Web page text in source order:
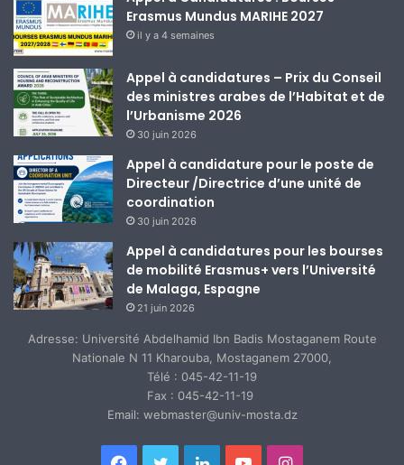
Erasmus Mundus MARIHE 2027
il y a 4 semaines
Appel à candidatures – Prix du Conseil
des ministres arabes de l’Habitat et de
l’Urbanisme 2026
30 juin 2026
Appel à candidature pour le poste de
Directeur /Directrice d’une unité de
coordination
30 juin 2026
Appel à candidatures pour les bourses
de mobilité Erasmus+ vers l’Université
de Malaga, Espagne
21 juin 2026
Adresse: Université Abdelhamid Ibn Badis Mostaganem Route
Nationale N 11 Kharouba, Mostaganem 27000,
Télé : 045-42-11-19
Fax : 045-42-11-19
Email: webmaster@univ-mosta.dz